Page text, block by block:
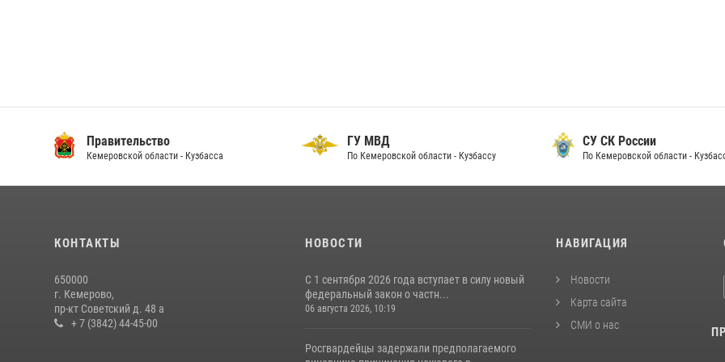
Правительство
Кемеровской области - Кузбасса
ГУ МВД
По Кемеровской области - Кузбассу
СУ СК России
По Кемеровской области -
КОНТАКТЫ
650000
г. Кемерово,
пр-кт Советский д. 48 а
+ 7 (3842) 44-45-00
НОВОСТИ
С 1 сентября 2026 года вступает в силу новый
федеральный закон о частн...
06 августа 2026, 10:19
Росгвардейцы задержали предполагаемого
НАВИГАЦИЯ
Новости
Карта сайта
СМИ о нас